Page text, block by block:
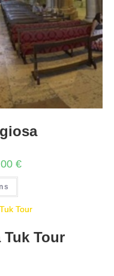
€
Tuk Tour